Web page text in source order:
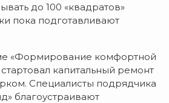
до 100 «квадратов»
пока подготавливают
«Формирование комфортной
капитальный ремонт
Специалисты подрядчика
благоустраивают